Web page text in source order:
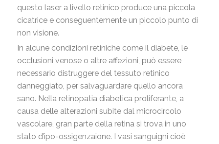
questo laser a livello retinico produce una piccola
cicatrice e conseguentemente un piccolo punto di
non visione.
In alcune condizioni retiniche come il diabete, le
occlusioni venose o altre affezioni, può essere
necessario distruggere del tessuto retinico
danneggiato, per salvaguardare quello ancora
sano. Nella retinopatia diabetica proliferante, a
causa delle alterazioni subite dal microcircolo
vascolare, gran parte della retina si trova in uno
stato d’ipo-ossigenzaione. I vasi sanguigni cioè